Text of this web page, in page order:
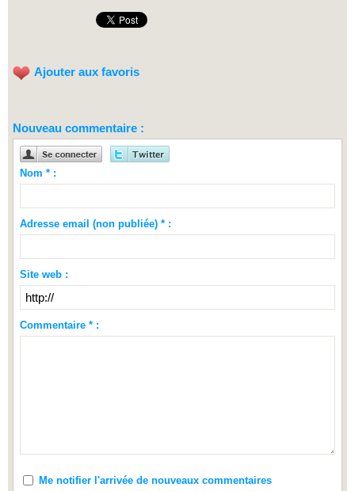
Ajouter aux favoris
Nouveau commentaire :
Nom * :
Adresse email (non publiée) * :
Site web :
Commentaire * :
Me notifier l'arrivée de nouveaux commentaires